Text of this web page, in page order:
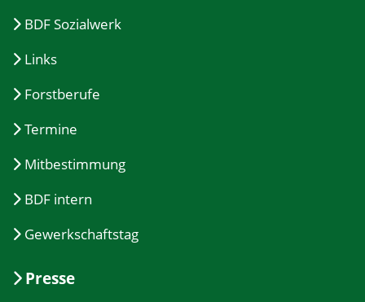
BDF Sozialwerk
Links
Forstberufe
Termine
Mitbestimmung
BDF intern
Gewerkschaftstag
Presse